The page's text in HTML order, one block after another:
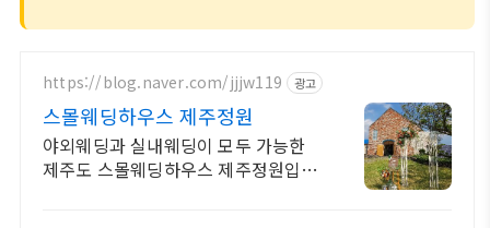
https://blog.naver.com/jjjw119 광고
스몰웨딩하우스 제주정원
야외웨딩과 실내웨딩이 모두 가능한
제주도 스몰웨딩하우스 제주정원입니